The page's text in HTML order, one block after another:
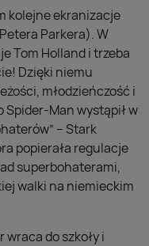
kolejne ekranizacje
Parkera). W
Tom Holland i trzeba
Dzięki niemu
młodzieńczość i
Spider-Man wystąpił w
– Stark
popierała regulacje
superbohaterami,
walki na niemieckim
do szkoły i